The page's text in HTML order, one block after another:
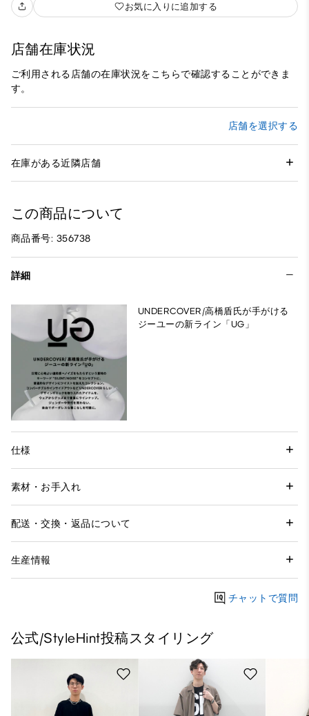
お気に入りに追加する
店舗在庫状況
ご利用される店舗の在庫状況をこちらで確認することができま
す。
店舗を選択する
在庫がある近隣店舗
この商品について
商品番号: 356738
詳細
UNDERCOVER/高橋盾氏が手がける
ジーユーの新ライン「UG」
仕様
素材・お手入れ
配送・交換・返品について
生産情報
チャットで質問
公式/StyleHint投稿スタイリング